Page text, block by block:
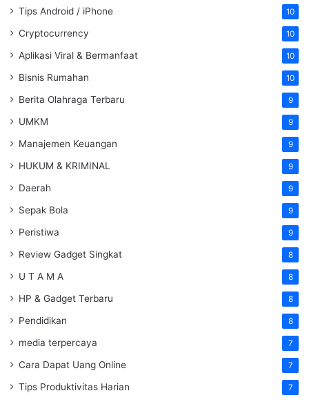
Tips Android / iPhone 10
Cryptocurrency 10
Aplikasi Viral & Bermanfaat 10
Bisnis Rumahan 10
Berita Olahraga Terbaru 9
UMKM 9
Manajemen Keuangan 9
HUKUM & KRIMINAL 9
Daerah 9
Sepak Bola 9
Peristiwa 9
Review Gadget Singkat 8
U T A M A 8
HP & Gadget Terbaru 8
Pendidikan 8
media terpercaya 7
Cara Dapat Uang Online 7
Tips Produktivitas Harian 7